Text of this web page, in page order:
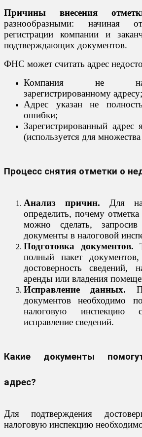
Причины внесения
разнообразными:
регистрации компании и
подтверждающих документов.
ФНС может считать адрес
Компания не
зарегистрированному адресу;
Адрес указан не
ошибки;
Зарегистрированный адрес
(используется для
Процесс снятия отметки о
Анализ причин. Для
определить, почему
можно сделать, запросив
документы в налоговой
Подготовка документов.
полный пакет
достоверность сведений,
аренды или владения
Исправление данных.
документов необходимо
налоговую
исправление сведений.
Какие документы
адрес?
Для подтверждения
налоговую инспекцию